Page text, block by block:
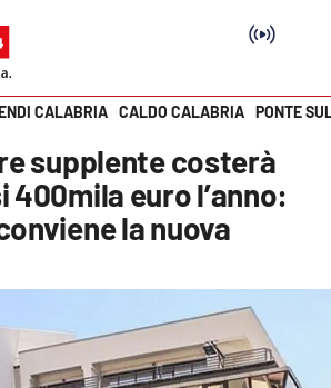
CALABRIA CALDO CALABRIA PONTE
supplente costerà
400mila euro l’anno:
la nuova